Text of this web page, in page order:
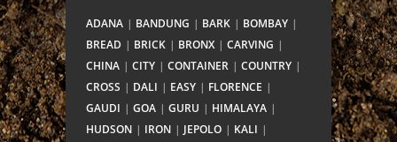
ADANA BANDUNG BARK
BOMBAY
BREAD
BRICK BRONX
CARVING
CHINA
CITY CONTAINER
COUNTRY
CROSS
DALI EASY
FLORENCE
GAUDI
GOA GURU
HIMALAYA
HUDSON
IRON JEPOLO
KALI